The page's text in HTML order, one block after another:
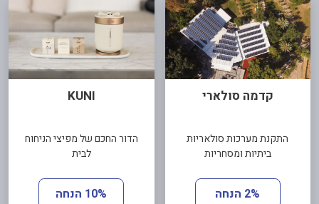
קדמה סולארי
התקנת מערכות סולאריות
ביתיות ומסחריות
2% הנחה
KUNI
הדור החכם של מפיצי הניחוח
לבית
10% הנחה